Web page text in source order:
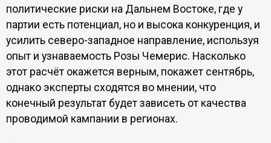
политические риски на Дальнем Востоке, где у
партии есть потенциал, но и высока конкуренция, и
усилить северо-западное направление, используя
опыт и узнаваемость Розы Чемерис. Насколько
этот расчёт окажется верным, покажет сентябрь,
однако эксперты сходятся во мнении, что
конечный результат будет зависеть от качества
проводимой кампании в регионах.